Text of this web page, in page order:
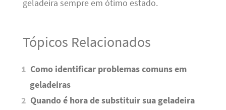
geladeira sempre em ótimo estado.
Tópicos Relacionados
Como identificar problemas comuns em
geladeiras
Quando é hora de substituir sua geladeira